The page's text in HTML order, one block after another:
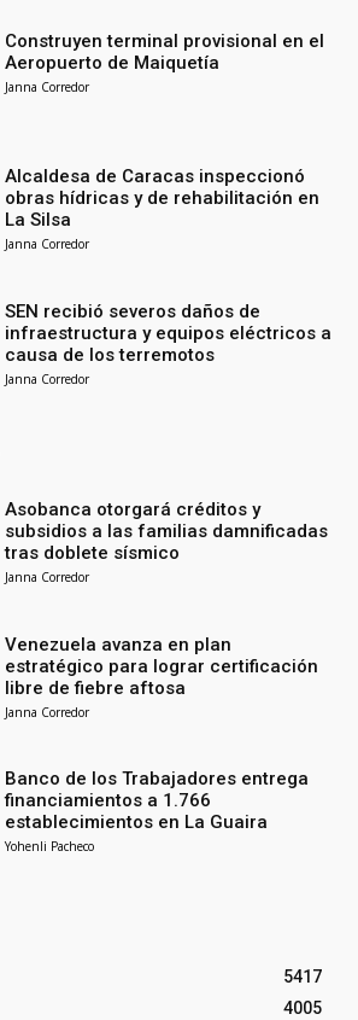
Construyen terminal provisional en el
Aeropuerto de Maiquetía
Janna Corredor
Alcaldesa de Caracas inspeccionó
obras hídricas y de rehabilitación en
La Silsa
Janna Corredor
SEN recibió severos daños de
infraestructura y equipos eléctricos a
causa de los terremotos
Janna Corredor
Asobanca otorgará créditos y
subsidios a las familias damnificadas
tras doblete sísmico
Janna Corredor
Venezuela avanza en plan
estratégico para lograr certificación
libre de fiebre aftosa
Janna Corredor
Banco de los Trabajadores entrega
financiamientos a 1.766
establecimientos en La Guaira
Yohenli Pacheco
5417
4005